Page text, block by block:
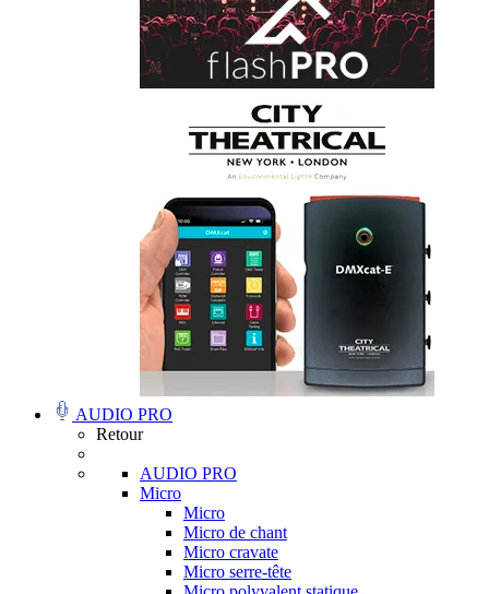
AUDIO PRO
Retour
AUDIO PRO
Micro
Micro
Micro de chant
Micro cravate
Micro serre-tête